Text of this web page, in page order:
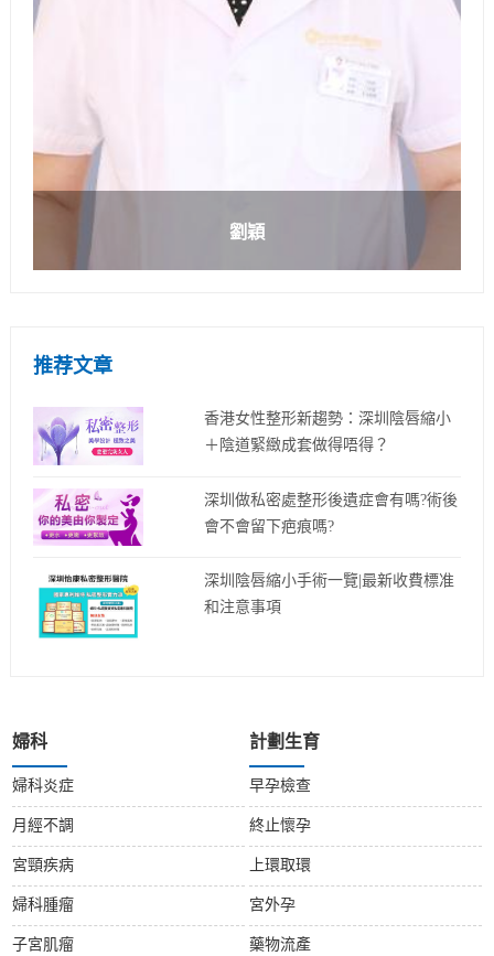
劉穎
推荐文章
香港女性整形新趨勢：深圳陰唇縮小
＋陰道緊緻成套做得唔得？
深圳做私密處整形後遺症會有嗎?術後
會不會留下疤痕嗎?
深圳陰唇縮小手術一覽|最新收費標准
和注意事項
婦科
婦科炎症
月經不調
宮頸疾病
婦科腫瘤
子宮肌瘤
計劃生育
早孕檢查
終止懷孕
上環取環
宮外孕
藥物流產